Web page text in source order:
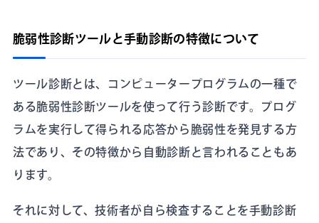
脆弱性診断ツールと手動診断の特徴について
ツール診断とは、コンピュータープログラムの一種で
ある脆弱性診断ツールを使って行う診断です。プログ
ラムを実行して得られる応答から脆弱性を発見する方
法であり、その特徴から自動診断と言われることもあ
ります。
それに対して、技術者が自ら検査することを手動診断